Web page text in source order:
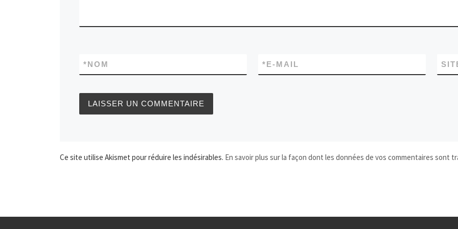
NOM
* E-MAIL
*
Ce site utilise Akismet pour réduire les indésirables. En savoir plus sur la façon dont les données de vos commentaires sont